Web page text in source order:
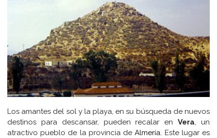
Los amantes del sol y la playa, en su búsqueda de nuevos
destinos para descansar, pueden recalar enVera, un
atractivo pueblo de la provincia deAlmería. Este lugar es